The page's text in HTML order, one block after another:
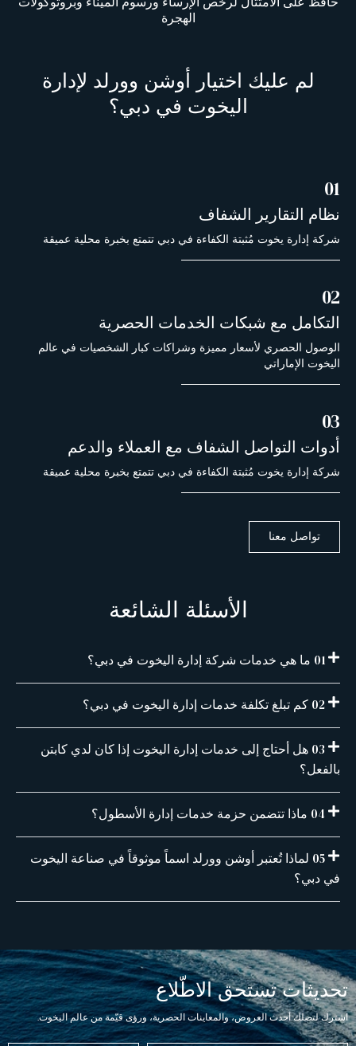
الهجرة
لم عليك اختيار أوشن وورلد لإدارة
اليخوت في دبي؟
01
نظام التقارير الشفاف
شركة إدارة يخوت مُثبتة الكفاءة في دبي تتمتع بخبرة محلية عميقة
02
التكامل مع شبكات الخدمات الحصرية
الوصول الحصري لأسعار مميزة وشراكات كبار الشخصيات في عالم
اليخوت الإماراتي
03
أدوات التواصل الشفاف مع العملاء والدعم
شركة إدارة يخوت مُثبتة الكفاءة في دبي تتمتع بخبرة محلية عميقة
تواصل معنا
الأسئلة الشائعة
01 ما هي خدمات شركة إدارة اليخوت في دبي؟
02 كم تبلغ تكلفة خدمات إدارة اليخوت في دبي؟
03 هل أحتاج إلى خدمات إدارة اليخوت إذا كان لدي كابتن
بالفعل؟
04 ماذا تتضمن حزمة خدمات إدارة الأسطول؟
05 لماذا تُعتبر أوشن وورلد اسماً موثوقاً في صناعة اليخوت
في دبي؟
تحديثات تستحق الاطّلاع
اشترك لتصلك أحدث العروض، والمعاينات الحصرية، ورؤى قيّمة من عالم اليخوت.